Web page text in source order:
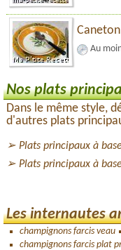
Au
Nos plats
Dans le même style,
d'autres plats
Plats principaux à
Plats principaux à
Les internautes
champignons farcis veau
champignons farcis plat